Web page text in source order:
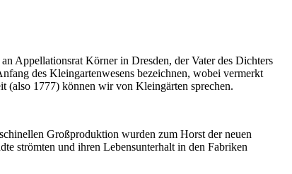
Appellationsrat Körner in Dresden, der Vater des Dichters
des Kleingartenwesens bezeichnen, wobei vermerkt
(also 1777) können wir von Kleingärten sprechen.
Großproduktion wurden zum Horst der neuen
strömten und ihren Lebensunterhalt in den Fabriken